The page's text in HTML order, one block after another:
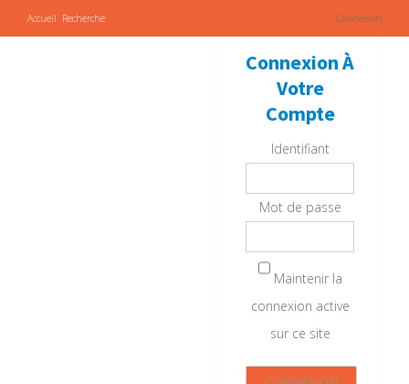
Accueil Recherche Connexion
Connexion À
Votre
Compte
Identifiant
Mot de passe
Maintenir la
connexion active
sur ce site